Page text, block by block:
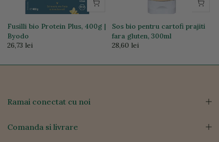
Fusilli bio Protein Plus, 400g |
Byodo
26,73 lei
Sos bio pentru cartofi prajiti
fara gluten, 300ml
28,60 lei
Ramai conectat cu noi
Comanda si livrare